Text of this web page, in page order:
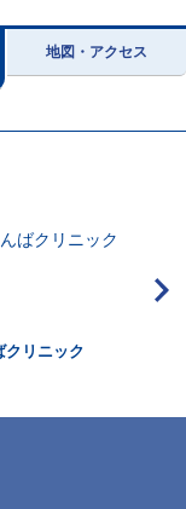
地図・アクセス
クリニック